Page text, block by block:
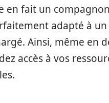
en fait un
adapté à
Ainsi, même en
accès à vos